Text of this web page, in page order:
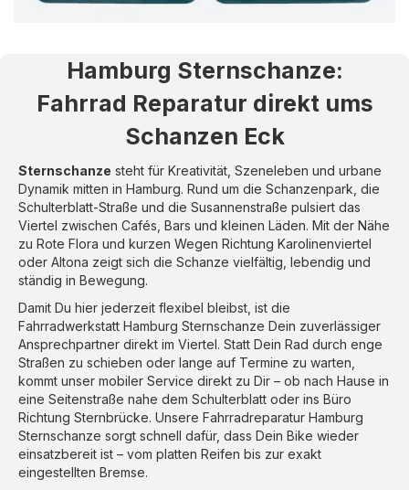
Hamburg Sternschanze:
Fahrrad Reparatur direkt ums
Schanzen Eck
Sternschanze steht für Kreativität, Szeneleben und urbane
Dynamik mitten in Hamburg. Rund um die Schanzenpark, die
Schulterblatt-Straße und die Susannenstraße pulsiert das
Viertel zwischen Cafés, Bars und kleinen Läden. Mit der Nähe
zu Rote Flora und kurzen Wegen Richtung Karolinenviertel
oder Altona zeigt sich die Schanze vielfältig, lebendig und
ständig in Bewegung.
Damit Du hier jederzeit flexibel bleibst, ist die
Fahrradwerkstatt Hamburg Sternschanze Dein zuverlässiger
Ansprechpartner direkt im Viertel. Statt Dein Rad durch enge
Straßen zu schieben oder lange auf Termine zu warten,
kommt unser mobiler Service direkt zu Dir – ob nach Hause in
eine Seitenstraße nahe dem Schulterblatt oder ins Büro
Richtung Sternbrücke. Unsere Fahrradreparatur Hamburg
Sternschanze sorgt schnell dafür, dass Dein Bike wieder
einsatzbereit ist – vom platten Reifen bis zur exakt
eingestellten Bremse.